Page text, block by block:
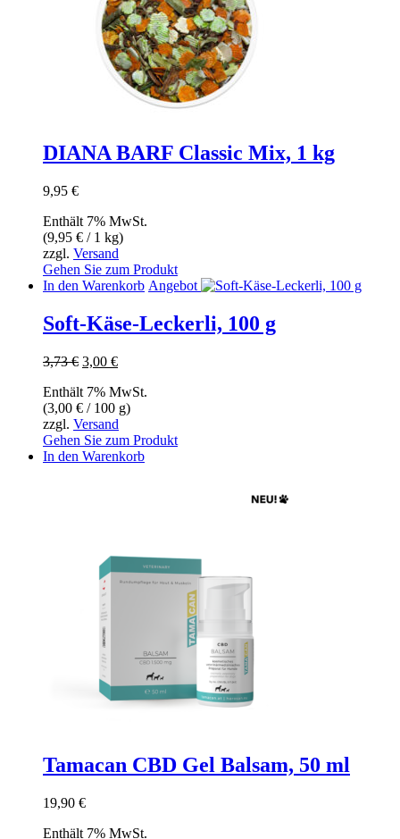
DIANA BARF Classic Mix, 1 kg
9,95 €
Enthält 7% MwSt.
(9,95 € / 1 kg)
zzgl. Versand
Gehen Sie zum Produkt
In den Warenkorb Angebot
Soft-Käse-Leckerli, 100 g
3,73€ Ursprünglicher
war:
3,73 €
3,00 €Aktueller
ist:
3,00 €.
Enthält 7% MwSt.
(3,00 € / 100 g)
zzgl. Versand
Gehen Sie zum Produkt
In den Warenkorb
Tamacan CBD Gel Balsam, 50 ml
19,90 €
Enthält 7% MwSt.